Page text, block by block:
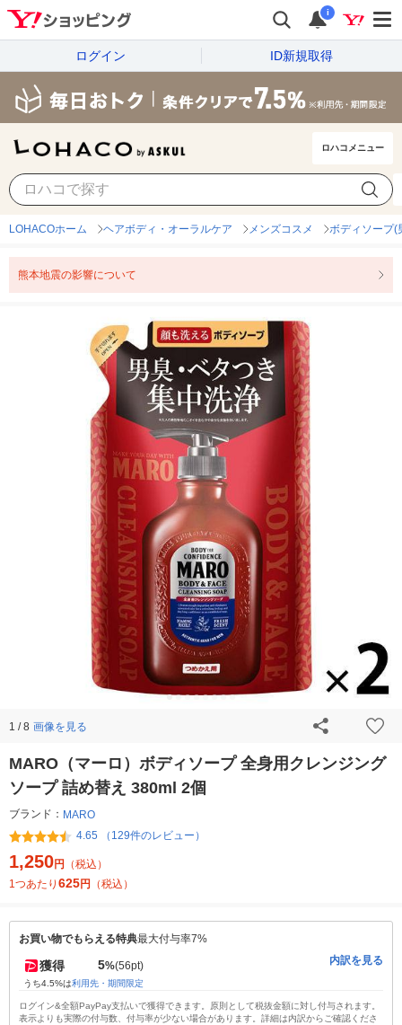
i
ログイン ID新規取得
ロハコメニュー
LOHACOホーム ヘアボディ・オーラルケア メンズコスメ ボディソープ(
熊本地震の影響について
1 / 8 画像を見る
MARO（マーロ）ボディソープ 全身用クレンジング
ソープ 詰め替え 380ml 2個
ブランド： MARO
4.65 （129件のレビュー）
1,250円
（税込）
1つあたり 625円 （税込）
お買い物でもらえる特典最大付与率7%
獲得 5%(56pt)
うち4.5%は利用先・期間限定
内訳を見る
ログイン&全額PayPay支払いで獲得できます。原則として税抜金額に対し付与されます。
表示よりも実際の付与数、付与率が少ない場合があります。詳細は内訳からご確認くださ